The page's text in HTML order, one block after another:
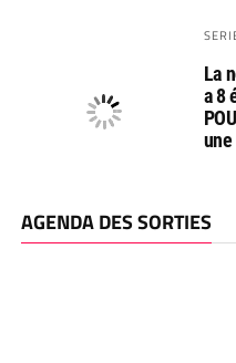
La
a 8
AGENDA DES SORTIES